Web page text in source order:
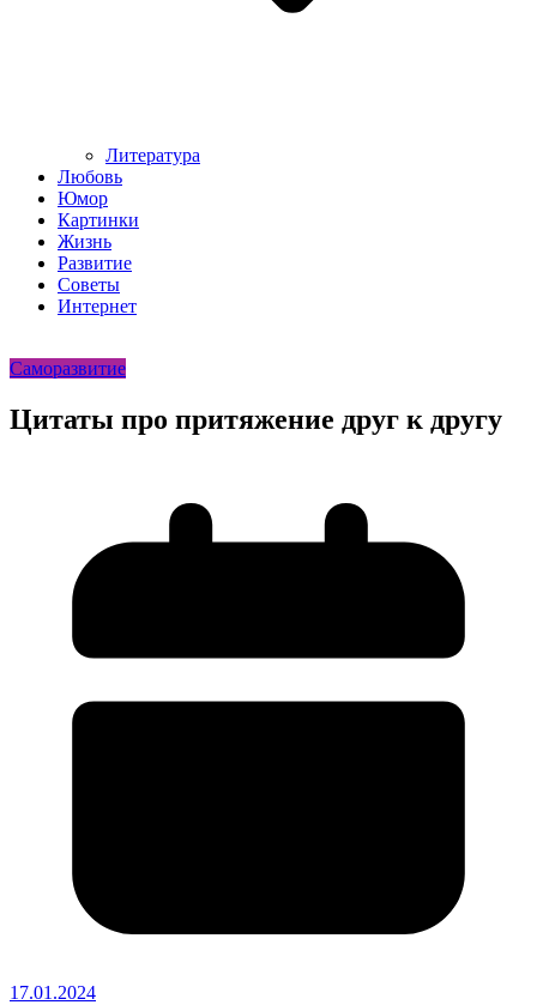
Литература
Любовь
Юмор
Картинки
Жизнь
Развитие
Советы
Интернет
Саморазвитие
Цитаты про притяжение друг к другу
17.01.2024